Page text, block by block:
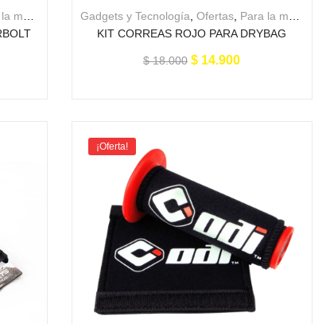
moto
Gadgets y Tecnología Ofertas, Para la moto
KIT CORREAS ROJO PARA DRYBAG
$18.000 $ 14.900
¡Oferta!